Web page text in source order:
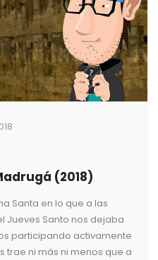
(2018)
Santa en lo que a las
Jueves Santo nos dejaba
participando activamente
trae ni más ni menos que a